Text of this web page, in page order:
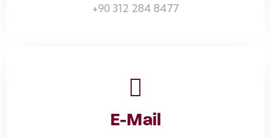
+90 312 284 8477
E-Mail